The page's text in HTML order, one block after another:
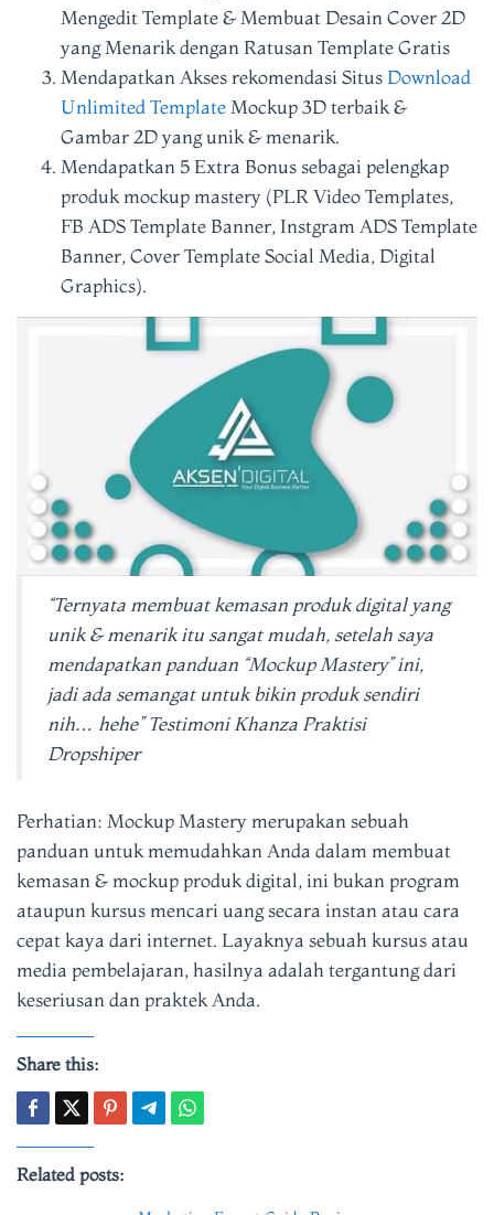
Mengedit Template & Membuat Desain Cover 2D
yang Menarik dengan Ratusan Template Gratis
Mendapatkan Akses rekomendasi SitusDownload
Unlimited Template Mockup 3D terbaik &
Gambar 2D yang unik & menarik.
Mendapatkan 5 Extra Bonus sebagai pelengkap
produk mockup mastery (PLR Video Templates,
FB ADS Template Banner, Instgram ADS Template
Banner, Cover Template Social Media, Digital
Graphics).
“Ternyata membuat kemasan produk digital yang
unik & menarik itu sangat mudah, setelah saya
mendapatkan panduan “Mockup Mastery” ini,
jadi ada semangat untuk bikin produk sendiri
nih… hehe” Testimoni Khanza Praktisi
Dropshiper
Perhatian: Mockup Mastery merupakan sebuah
panduan untuk memudahkan Anda dalam membuat
kemasan & mockup produk digital, ini bukan program
ataupun kursus mencari uang secara instan atau cara
cepat kaya dari internet. Layaknya sebuah kursus atau
media pembelajaran, hasilnya adalah tergantung dari
keseriusan dan praktek Anda.
Share this:
Related posts: